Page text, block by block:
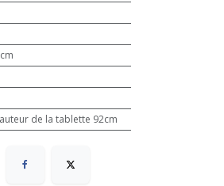
de la tablette 92cm